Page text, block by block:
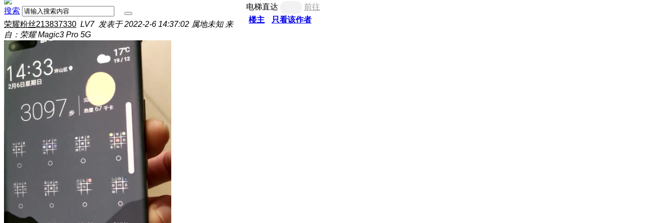
搜索 电梯直达
前往
楼主
只看该作者
荣耀粉丝213837330 LV7 发表于 2022-2-6 14:37:02 属地未知 来
自：荣耀 Magic3 Pro 5G